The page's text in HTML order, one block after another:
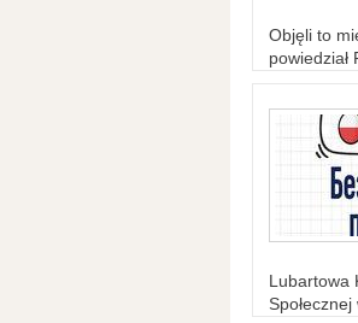
Objęli to
powiedział
Lubartowa